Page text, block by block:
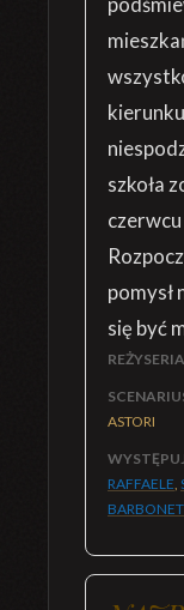
szkoła
pomysł
się być
ASTORI
RAFFAELE,